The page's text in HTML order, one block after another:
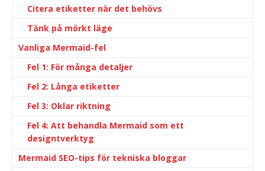
Citera etiketter när det behövs
Tänk på mörkt läge
Vanliga Mermaid-fel
Fel 1: För många detaljer
Fel 2: Långa etiketter
Fel 3: Oklar riktning
Fel 4: Att behandla Mermaid som ett
designtverktyg
Mermaid SEO-tips för tekniska bloggar